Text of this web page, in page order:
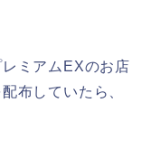
ミアムEXのお店
布していたら、